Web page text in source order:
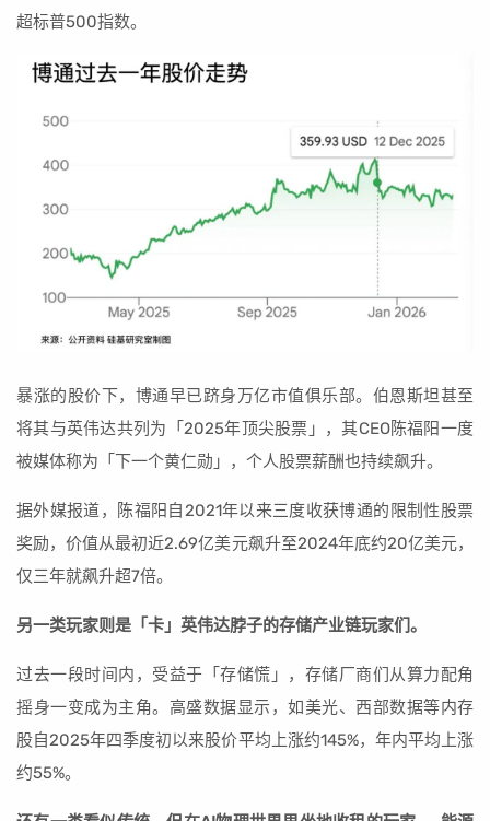
超标普500指数。
暴涨的股价下，博通早已跻身万亿市值俱乐部。伯恩斯坦甚至
将其与英伟达共列为「2025年顶尖股票」，其CEO陈福阳一度
被媒体称为「下一个黄仁勋」，个人股票薪酬也持续飙升。
据外媒报道，陈福阳自2021年以来三度收获博通的限制性股票
奖励，价值从最初近2.69亿美元飙升至2024年底约20亿美元，
仅三年就飙升超7倍。
另一类玩家则是「卡」英伟达脖子的存储产业链玩家们。
过去一段时间内，受益于「存储慌」，存储厂商们从算力配角
摇身一变成为主角。高盛数据显示，如美光、西部数据等内存
股自2025年四季度初以来股价平均上涨约145%，年内平均上涨
约55%。